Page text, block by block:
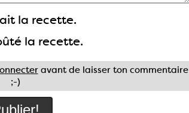
la recette.
la recette.
avant de laisser ton commentaire
;-)